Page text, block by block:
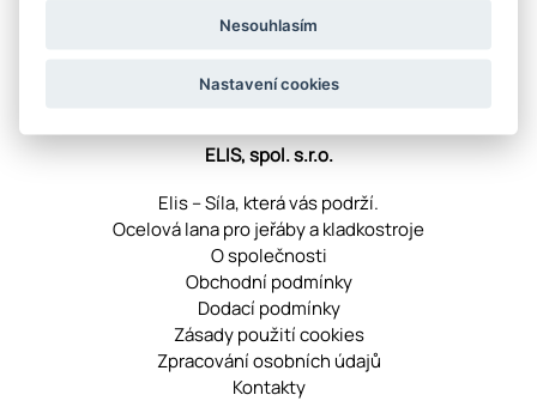
SVĚRKY
VÁZACÍ BODY
ELIS, spol. s.r.o.
Elis – Síla, která vás podrží.
Ocelová lana pro jeřáby a kladkostroje
O společnosti
Obchodní podmínky
Dodací podmínky
Zásady použití cookies
Zpracování osobních údajů
Kontakty
Nesouhlasím
Nastavení cookies